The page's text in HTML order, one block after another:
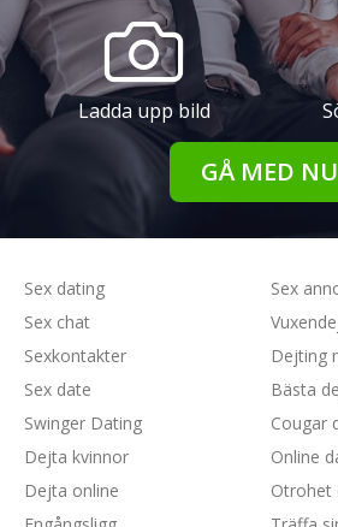
Ladda upp bild
GÅ MED NU
Sex dating
Sex chat
Sexkontakter
Sex date
Swinger Dating
Sex
Dejting
Bästa
Cougar
Dejta kvinnor
Dejta online
Online
Otrohet